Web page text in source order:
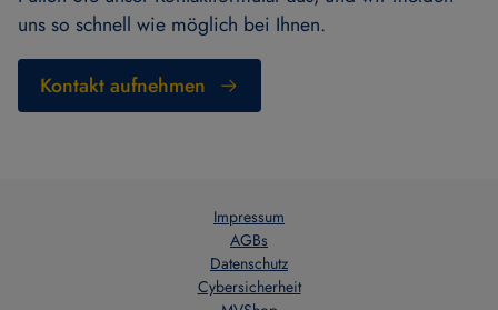
uns so schnell wie möglich bei Ihnen.
Kontakt aufnehmen
Impressum
AGBs
Datenschutz
Cybersicherheit